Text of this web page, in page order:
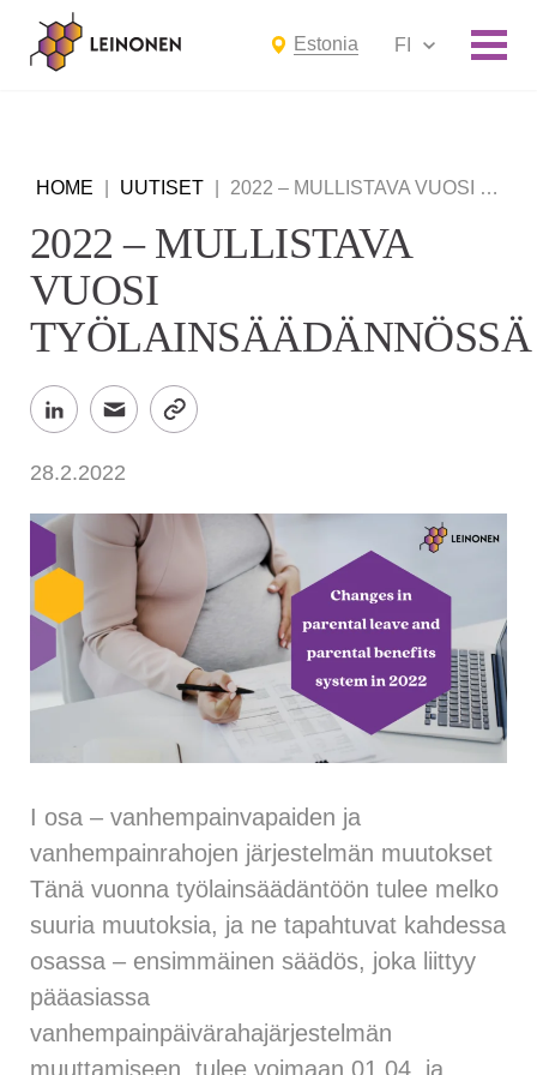
Estonia FI
HOME UUTISET 2022 – MULLISTAVA VUOSI TYÖLAINSÄÄDÄNNÖSSÄ
2022 – MULLISTAVA
VUOSI
TYÖLAINSÄÄDÄNNÖSSÄ
28.2.2022
I osa – vanhempainvapaiden ja
vanhempainrahojen järjestelmän muutokset
Tänä vuonna työlainsäädäntöön tulee melko
suuria muutoksia, ja ne tapahtuvat kahdessa
osassa – ensimmäinen säädös, joka liittyy
pääasiassa
vanhempainpäivärahajärjestelmän
muuttamiseen, tulee voimaan 01.04. ja